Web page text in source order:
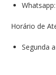
Horário de
Segunda